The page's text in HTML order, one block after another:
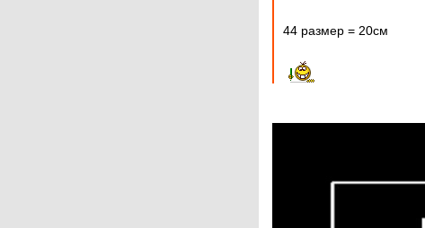
44 размер = 20см